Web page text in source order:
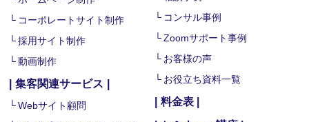
コーポレートサイト制作
採用サイト制作
動画制作
集客関連サービス
Webサイト顧問
コンサル事例
Zoomサポート事例
お客様の声
お役立ち資料一覧
料金表